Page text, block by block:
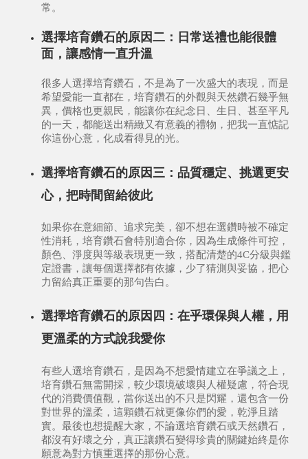
常。
選擇培育鑽石的原因二：日常送禮也能很體
面，讓感情一直升溫
很多人選擇培育鑽石，不是為了一次盛大的表現，而是
希望愛能一直都在，培育鑽石的外觀與天然鑽石幾乎無
異，價格也更親民，能讓你在紀念日、生日、甚至平凡
的一天，都能送出精緻又有意義的禮物，把我一直惦記
你這份心意，化成看得見的光。
選擇培育鑽石的原因三：品質穩定、挑選更安
心，把時間留給彼此
如果你在意細節、追求完美，卻不想在選鑽時被不確定
性消耗，培育鑽石會特別適合你，因為生成條件可控，
顏色、淨度與等級表現更一致，搭配清楚的4C分級與鑑
定證書，讓每個選擇都有依據，少了猜測與妥協，把心
力留給真正重要的那句告白。
選擇培育鑽石的原因四：在乎環保與人權，用
更溫柔的方式說我愛你
有些人選培育鑽石，是因為不想愛情建立在爭議之上，
培育鑽石無需開採，較少環境破壞與人權疑慮，符合現
代的消費價值觀，當你送出的不只是閃耀，還包含一份
對世界的溫柔，這顆鑽石就更像你們的愛，乾淨且踏
實。 最後也想提醒大家，不論選培育鑽石或天然鑽石 ，
都沒有好壞之分，真正讓鑽石變得珍貴的關鍵始終是你
願意為對方慎重選擇的那份心意。